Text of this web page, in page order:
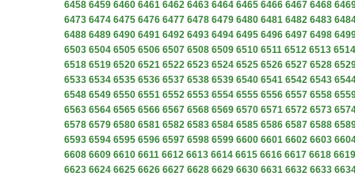
6458 6459 6460 6461 6462 6463 6464 6465 6466 6467 6468
6473 6474 6475 6476 6477 6478 6479 6480 6481 6482 6483
6488 6489 6490 6491 6492 6493 6494 6495 6496 6497 6498
6503 6504 6505 6506 6507 6508 6509 6510 6511 6512 6513 6514
6518 6519 6520 6521 6522 6523 6524 6525 6526 6527 6528
6533 6534 6535 6536 6537 6538 6539 6540 6541 6542 6543
6548 6549 6550 6551 6552 6553 6554 6555 6556 6557 6558
6563 6564 6565 6566 6567 6568 6569 6570 6571 6572 6573
6578 6579 6580 6581 6582 6583 6584 6585 6586 6587 6588
6593 6594 6595 6596 6597 6598 6599 6600 6601 6602 6603
6608 6609 6610 6611 6612 6613 6614 6615 6616 6617 6618 6619
6623 6624 6625 6626 6627 6628 6629 6630 6631 6632 6633